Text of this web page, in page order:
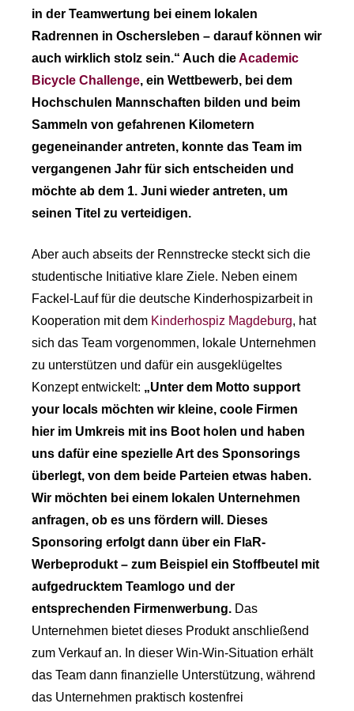
in der Teamwertung bei einem lokalen
Radrennen in Oschersleben – darauf können wir
auch wirklich stolz sein.“ Auch dieAcademic
Bicycle Challenge, ein Wettbewerb, bei dem
Hochschulen Mannschaften bilden und beim
Sammeln von gefahrenen Kilometern
gegeneinander antreten, konnte das Team im
vergangenen Jahr für sich entscheiden und
möchte ab dem 1. Juni wieder antreten, um
seinen Titel zu verteidigen.
Aber auch abseits der Rennstrecke steckt sich die
studentische Initiative klare Ziele. Neben einem
Fackel-Lauf für die deutsche Kinderhospizarbeit in
Kooperation mit dem Kinderhospiz Magdeburg, hat
sich das Team vorgenommen, lokale Unternehmen
zu unterstützen und dafür ein ausgeklügeltes
Konzept entwickelt: „Unter dem Motto support
your locals möchten wir kleine, coole Firmen
hier im Umkreis mit ins Boot holen und haben
uns dafür eine spezielle Art des Sponsorings
überlegt, von dem beide Parteien etwas haben.
Wir möchten bei einem lokalen Unternehmen
anfragen, ob es uns fördern will. Dieses
Sponsoring erfolgt dann über ein FlaR-
Werbeprodukt – zum Beispiel ein Stoffbeutel mit
aufgedrucktem Teamlogo und der
entsprechenden Firmenwerbung. Das
Unternehmen bietet dieses Produkt anschließend
zum Verkauf an. In dieser Win-Win-Situation erhält
das Team dann finanzielle Unterstützung, während
das Unternehmen praktisch kostenfrei